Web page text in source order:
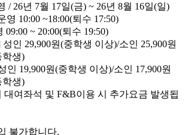
7월 17일(금) ~ 26년 8월 16일(일)
영 10:00 ~18:00(퇴수 17:50)
~ 20:00(퇴수 19:50)
인 29,900원(중학생 이상)/소인 25,900원
학생)
원(중학생 이상)/소인 17,900원
학생)
대여좌석 및 F&B이용 시 추가요금 발생됩
불가합니다.